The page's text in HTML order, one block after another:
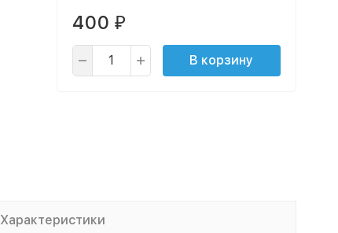
400 ₽
В корзину
Характеристики